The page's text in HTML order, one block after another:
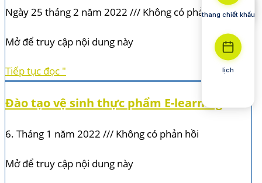
Ngày 25 tháng 2 năm 2022 Không có phản hồi
Mở để truy cập nội dung này
Tiếp tục đọc "
Đào tạo vệ sinh thực phẩm E-learning
6. Tháng 1 năm 2022 Không có phản hồi
Mở để truy cập nội dung này
thang chiết khấu
lịch